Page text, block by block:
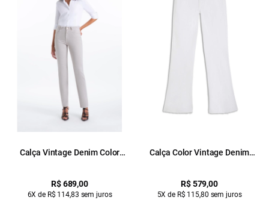
Calça Vintage Denim Color
R$ 689,00
6X de R$ 114,83 sem juros
Calça Color Vintage Denim
R$ 579,00
5X de R$ 115,80 sem juros